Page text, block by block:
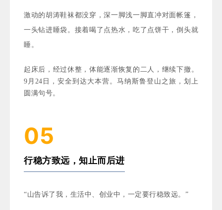
激动的胡涛鞋袜都没穿，深一脚浅一脚直冲对面帐篷，
一头钻进睡袋。接着喝了点热水，吃了点饼干，倒头就
睡。
起床后，经过休整，体能逐渐恢复的二人，继续下撤。
9月24日，安全到达大本营。 马纳斯鲁登山之旅，划上
圆满句号。
05
行稳方致远，知止而后进
“山告诉了我，生活中、创业中，一定要行稳致远。”